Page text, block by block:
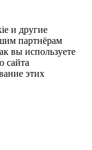
и другие
партнёрам
вы используете
сайта
этих